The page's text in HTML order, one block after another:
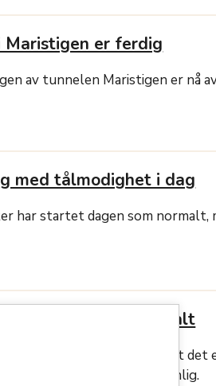
er ferdig
av tunnelen Maristigen er nå
med tålmodighet i dag
har startet dagen som normalt,
åpent som normalt
går normalt så langt det
skoler holder åpent som vanlig.